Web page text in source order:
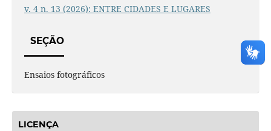
v. 4 n. 13 (2026): ENTRE CIDADES E LUGARES
SEÇÃO
Ensaios fotográficos
LICENÇA